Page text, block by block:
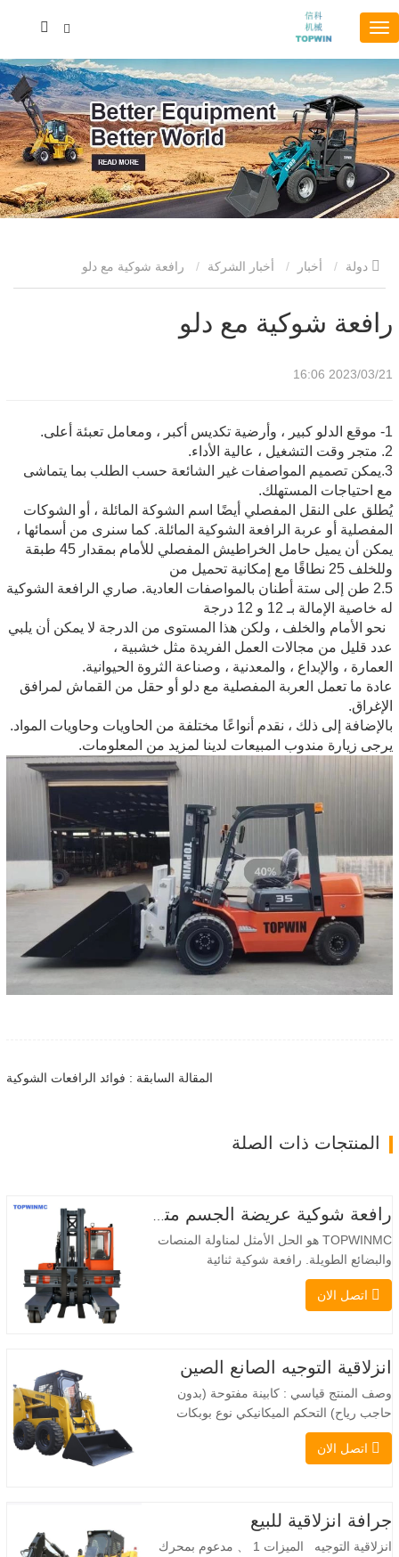
أخبار أخبار الشركة
رافعة شوكية مع دلو
2023/03/21 16:06
1- موقع الدلو كبير ، وأرضية تكديس أكبر ، ومعامل تعبئة أعلى.
2. متجر وقت التشغيل ، عالية الأداء.
3.يمكن تصميم المواصفات غير الشائعة حسب الطلب بما يتماشى
مع احتياجات المستهلك.
يُطلق على النقل المفصلي أيضًا اسم الشوكة المائلة ، أو الشوكات
المفصلية أو عربة الرافعة الشوكية المائلة. كما سنرى من أسمائها ،
يمكن أن يميل حامل الخراطيش المفصلي للأمام بمقدار 45 طبقة
وللخلف 25 نطاقًا مع إمكانية تحميل من
2.5 طن إلى ستة أطنان بالمواصفات العادية. صاري الرافعة الشوكية
له خاصية الإمالة بـ 12 و 12 درجة
نحو الأمام والخلف ، ولكن هذا المستوى من الدرجة لا يمكن أن يلبي
عدد قليل من مجالات العمل الفريدة مثل خشبية ،
العمارة ، والإبداع ، والمعدنية ، وصناعة الثروة الحيوانية.
عادة ما تعمل العربة المفصلية مع دلو أو حقل من القماش لمرافق
الإغراق.
بالإضافة إلى ذلك ، نقدم أنواعًا مختلفة من الحاويات وحاويات المواد.
يرجى زيارة مندوب المبيعات لدينا لمزيد من المعلومات.
المقالة السابقة : فوائد الرافعات الشوكية
المنتجات ذات الصلة
رافعة شوكية عريضة الجسم متعددة الاتجاهات 3.5-5.0 طن
TOPWINMC هو الحل الأمثل لمناولة المنصات
والبضائع الطويلة. رافعة شوكية ثنائية
الاستخدام، تجمع بين مزايا الرافعة الشوكية
والرافعة الجانبية. محركها الكهربائي الهادئ
دون انقطاع في تدفق الحمولة، مما يجعل
TOPWINMC…
اتصل الان
انزلاقية التوجيه الصانع الصين
وصف المنتج قياسي : كابينة مفتوحة (بدون
حاجب رياح) التحكم الميكانيكي نوع بوبكات
عقبة ومقرنة سريعة ||| مضخة هيدروليكية
Danfoss الأمريكية محرك إيتون الأمريكي
الانزلاقي هو نوع من الآلات المناسبة لموقع
العمل الضيق…
اتصل الان
جرافة انزلاقية للبيع
انزلاقية التوجيه الميزات 1 、 مدعوم بمحرك